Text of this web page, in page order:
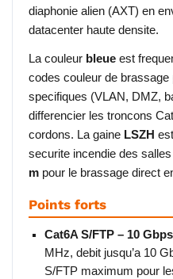
diaphonie alien (AXT) en
datacenter haute densite.
La couleur bleue est
codes couleur de
specifiques (VLAN, DMZ,
differencier les troncons
cordons. La gaine LSZH
securite incendie des
m pour le brassage direct
Points forts
Cat6A S/FTP – 10 Gbps
MHz, debit jusqu’a 10
S/FTP maximum pour